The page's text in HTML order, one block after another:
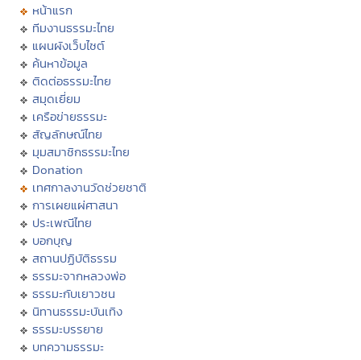
หน้าแรก
ทีมงานธรรมะไทย
แผนผังเว็บไซต์
ค้นหาข้อมูล
ติดต่อธรรมะไทย
สมุดเยี่ยม
เครือข่ายธรรมะ
สัญลักษณ์ไทย
มุมสมาชิกธรรมะไทย
Donation
เทศกาลงานวัดช่วยชาติ
การเผยแผ่ศาสนา
ประเพณีไทย
บอกบุญ
สถานปฏิบัติธรรม
ธรรมะจากหลวงพ่อ
ธรรมะกับเยาวชน
นิทานธรรมะบันเทิง
ธรรมะบรรยาย
บทความธรรมะ